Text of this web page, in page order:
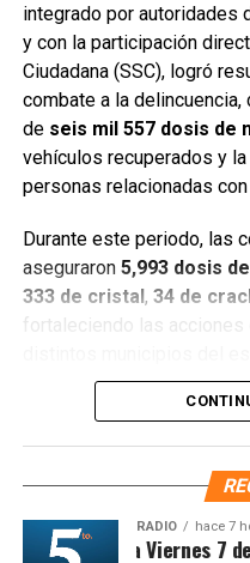
Entre las acciones
relevantes en
Benito
narcóticos, vehículos y
aprehensión contra
con delitos de alto
constantes, fortalecer la
integrado por autoridades
y con la participación
Ciudadana (SSC), logró
combate a la
de seis mil 557 dosis de
vehículos recuperados y
personas relacionadas
Durante este periodo, las
aseguraron 5,993 dosis
333 de cristal, 34 de
fortaleciendo las acciones
seis armas cortas, una
130
golpe significativo a
Gracias a la coordinación
operativo en campo, se
automóviles y
RADIO hace 7
Matutina Viernes 7